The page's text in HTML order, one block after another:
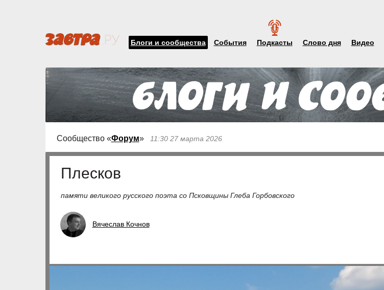
Блоги и сообщества События Подкасты Слово дня Видео
Сообщество «Форум» 11:30 27 марта 2026
Плесков
памяти великого русского поэта со Псковщины Глеба Горбовского
Вячеслав Кочнов